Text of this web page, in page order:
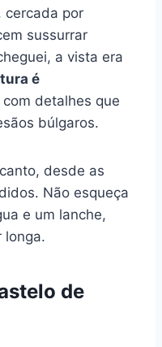
cercada por
sussurrar
a vista era
é
com detalhes que
búlgaros.
desde as
Não esqueça
e um lanche,
longa.
de